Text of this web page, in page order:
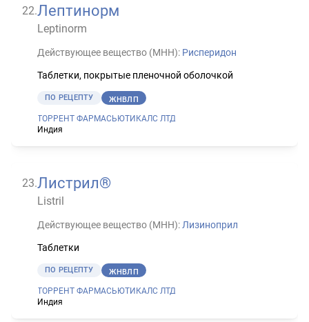
22.Лептинорм
Leptinorm
Действующее вещество (МНН): Рисперидон
Таблетки, покрытые пленочной оболочкой
ПО РЕЦЕПТУ ЖНВЛП
ТОРРЕНТ ФАРМАСЬЮТИКАЛС ЛТД
Индия
23.Листрил®
Listril
Действующее вещество (МНН): Лизиноприл
Таблетки
ПО РЕЦЕПТУ ЖНВЛП
ТОРРЕНТ ФАРМАСЬЮТИКАЛС ЛТД
Индия